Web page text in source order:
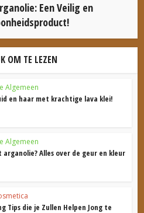
Een Veilig en
OM TE LEZEN
Algemeen
en haar met krachtige lava klei!
Algemeen
arganolie? Alles over de geur en kleur
Tips die je Zullen Helpen Jong te